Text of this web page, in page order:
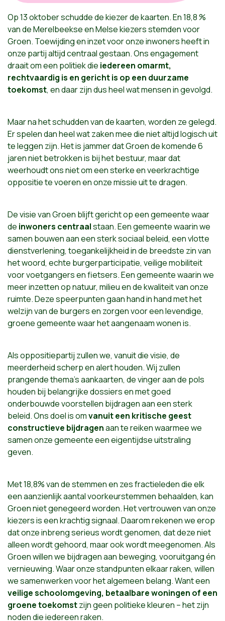
Op 13 oktober schudde de kiezer de kaarten. En 18,8 %
van de Merelbeekse en Melse kiezers stemden voor
Groen. Toewijding en inzet voor onze inwoners heeft in
onze partij altijd centraal gestaan. Ons engagement
draait om een politiek die iedereen omarmt,
rechtvaardig is en gericht is op een duurzame
toekomst, en daar zijn dus heel wat mensen in gevolgd.
Maar na het schudden van de kaarten, worden ze gelegd.
Er spelen dan heel wat zaken mee die niet altijd logisch uit
te leggen zijn. Het is jammer dat Groen de komende 6
jaren niet betrokken is bij het bestuur, maar dat
weerhoudt ons niet om een sterke en veerkrachtige
oppositie te voeren en onze missie uit te dragen.
De visie van Groen blijft gericht op een gemeente waar
de inwoners centraalstaan. Een gemeente waarin we
samen bouwen aan een sterk sociaal beleid, een vlotte
dienstverlening, toegankelijkheid in de breedste zin van
het woord, echte burgerparticipatie, veilige mobiliteit
voor voetgangers en fietsers. Een gemeente waarin we
meer inzetten op natuur, milieu en de kwaliteit van onze
ruimte. Deze speerpunten gaan hand in hand met het
welzijn van de burgers en zorgen voor een levendige,
groene gemeente waar het aangenaam wonen is.
Als oppositiepartij zullen we, vanuit die visie, de
meerderheid scherp en alert houden. Wij zullen
prangende thema’s aankaarten, de vinger aan de pols
houden bij belangrijke dossiers en met goed
onderbouwde voorstellen bijdragen aan een sterk
beleid. Ons doel is omvanuit een kritische geest
constructieve bijdragenaan te reiken waarmee we
samen onze gemeente een eigentijdse uitstraling
geven.
Met 18,8% van de stemmen en zes fractieleden die elk
een aanzienlijk aantal voorkeurstemmen behaalden, kan
Groen niet genegeerd worden. Het vertrouwen van onze
kiezers is een krachtig signaal. Daarom rekenen we erop
dat onze inbreng serieus wordt genomen, dat deze niet
alleen wordt gehoord, maar ook wordt meegenomen. Als
Groen willen we bijdragen aan beweging, vooruitgang én
vernieuwing. Waar onze standpunten elkaar raken, willen
we samenwerken voor het algemeen belang. Want een
veilige schoolomgeving, betaalbare woningen of een
groene toekomstzijn geen politieke kleuren – het zijn
noden die iedereen raken.